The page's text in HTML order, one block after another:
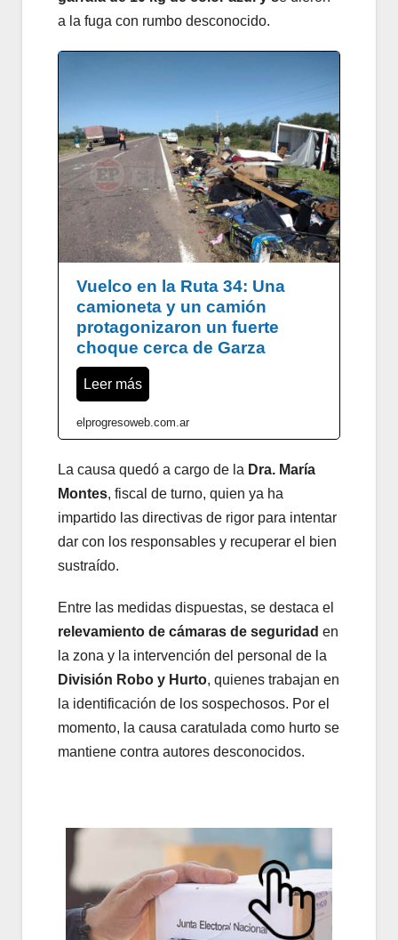
a la fuga con rumbo desconocido.
Vuelco en la Ruta 34: Una
camioneta y un camión
protagonizaron un fuerte
choque cerca de Garza
Leer más
elprogresoweb.com.ar
La causa quedó a cargo de la Dra. María
Montes, fiscal de turno, quien ya ha
impartido las directivas de rigor para intentar
dar con los responsables y recuperar el bien
sustraído.
Entre las medidas dispuestas, se destaca el
relevamiento de cámaras de seguridad en
la zona y la intervención del personal de la
División Robo y Hurto, quienes trabajan en
la identificación de los sospechosos. Por el
momento, la causa caratulada como hurto se
mantiene contra autores desconocidos.